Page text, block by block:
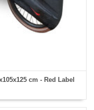
cm - Red Label